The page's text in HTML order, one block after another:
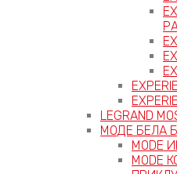
LEGRAND
МОДЕ БЕЛА
MODE
MODE